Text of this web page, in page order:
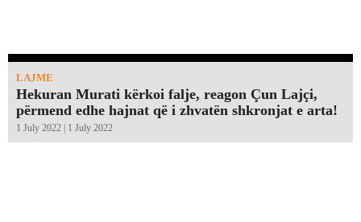
LAJME
Hekuran Murati kërkoi falje, reagon Çun Lajçi,
përmend edhe hajnat që i zhvatën shkronjat e arta!￼
1 July 2022 | 1 July 2022